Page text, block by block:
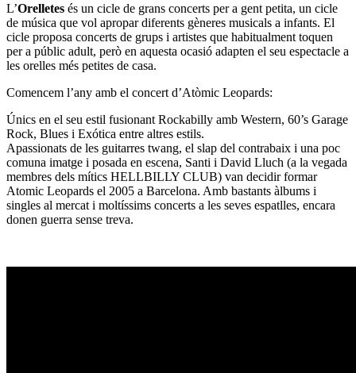
L’Orelletes és un cicle de grans concerts per a gent petita, un cicle
de música que vol apropar diferents gèneres musicals a infants. El
cicle proposa concerts de grups i artistes que habitualment toquen
per a públic adult, però en aquesta ocasió adapten el seu espectacle a
les orelles més petites de casa.
Comencem l’any amb el concert d’Atòmic Leopards:
Únics en el seu estil fusionant Rockabilly amb Western, 60’s Garage
Rock, Blues i Exótica entre altres estils.
Apassionats de les guitarres twang, el slap del contrabaix i una poc
comuna imatge i posada en escena, Santi i David Lluch (a la vegada
membres dels mítics HELLBILLY CLUB) van decidir formar
Atomic Leopards el 2005 a Barcelona. Amb bastants àlbums i
singles al mercat i moltíssims concerts a les seves espatlles, encara
donen guerra sense treva.